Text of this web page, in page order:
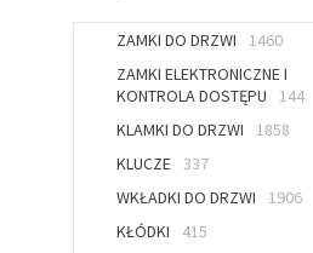
ZAMKI DO DRZWI
1460
ZAMKI ELEKTRONICZNE I
KONTROLA DOSTĘPU
144
KLAMKI DO DRZWI
1858
KLUCZE
337
WKŁADKI DO DRZWI
1906
KŁÓDKI
415